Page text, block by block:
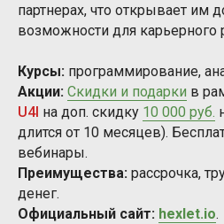
партнерах, что открывает им
возможности для карьерного
Курсы: программирование,
Акции: Скидки и подарки в
U4I на доп. скидку 10 000 руб.
длится от 10 месяцев).
вебинары.
Преимущества: рассрочка,
денег.
Официальный сайт: hexlet.io.